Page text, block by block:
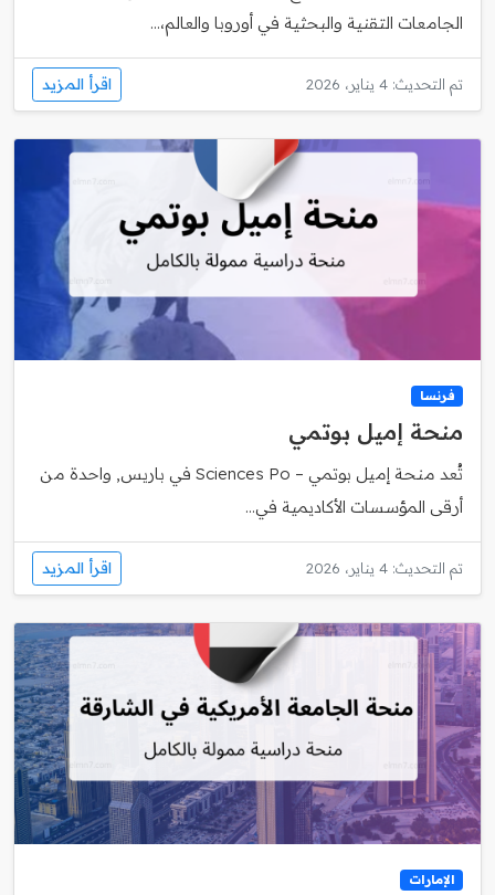
الجامعات التقنية والبحثية في أوروبا والعالم،...
تم التحديث: 4 يناير، 2026 اقرأ المزيد
فرنسا
منحة إميل بوتمي
تُعد منحة إميل بوتمي – Sciences Po في باريس, واحدة من
أرقى المؤسسات الأكاديمية في...
تم التحديث: 4 يناير، 2026 اقرأ المزيد
الإمارات